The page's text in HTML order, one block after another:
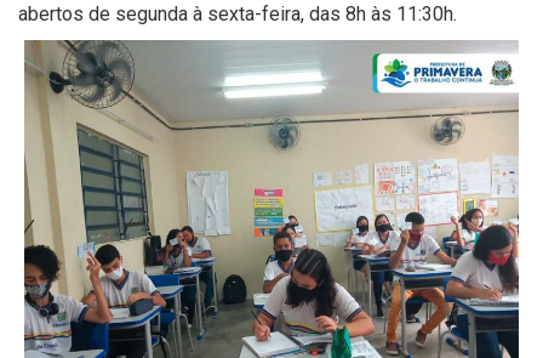
abertos de segunda à sexta-feira, das 8h às 11:30h.